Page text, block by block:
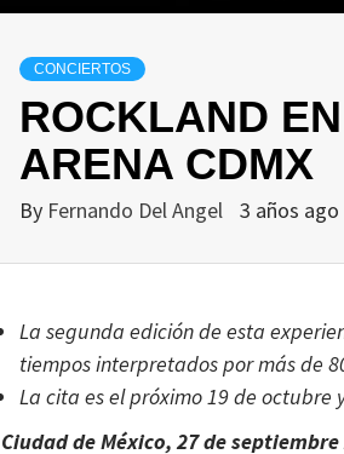
CONCIERTOS
ROCKLAND
ARENA CDMX
By Fernando Del Angel 3 años ago
La segunda edición de esta
tiempos interpretados por más de
La cita es el próximo 19 de
Ciudad de México, 27 de septiembre